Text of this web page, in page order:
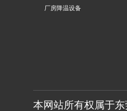
厂房降温设备
本网站所有权属于